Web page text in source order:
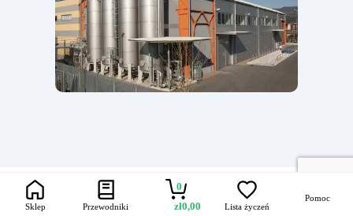
Sklep Przewodniki
0
zł0,00 Lista życzeń
Pomoc